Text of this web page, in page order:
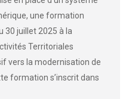
une formation
30 juillet 2025 à la
Territoriales
vers la modernisation de
formation s’inscrit dans